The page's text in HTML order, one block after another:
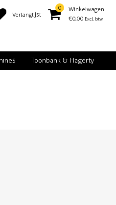
Verlanglijst
0
Winkelwagen
€0,00 Excl. btw
Toonbank & Hagerty